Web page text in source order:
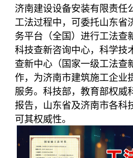
济南建设设备安装有限责任
工法过程中，可委托山东省
务平台（全国）进行工法查
科技查新咨询中心，科学技
查新中心（国家一级工法查
作，为济南市建筑施工企业
服务。科技部，教育部权威
报告，山东省及济南市各科
可其权威性。